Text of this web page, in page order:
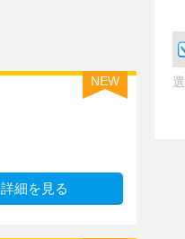
NEW
詳細を見る